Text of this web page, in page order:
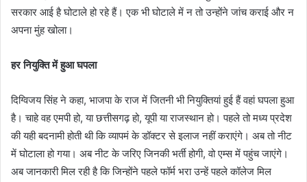
सरकार आई है घोटाले हो रहे हैं। एक भी घोटाले में न तो उन्होंने जांच कराई और न
अपना मुंह खोला।
हर नियुक्ति में हुआ घपला
दिग्विजय सिंह ने कहा, भाजपा के राज में जितनी भी नियुक्तियां हुई हैं वहां घपला हुआ
है। चाहे वह एमपी हो, या छत्तीसगढ़ हो, यूपी या राजस्थान हो। पहले तो मध्य प्रदेश
की यही बदनामी होती थी कि व्यापमं के डॉक्टर से इलाज नहीं कराएंगे। अब तो नीट
में घोटाला हो गया। अब नीट के जरिए जिनकी भर्ती होगी, वो एम्स में पहुंच जाएंगे।
अब जानकारी मिल रही है कि जिन्होंने पहले फॉर्म भरा उन्हें पहले कॉलेज मिल